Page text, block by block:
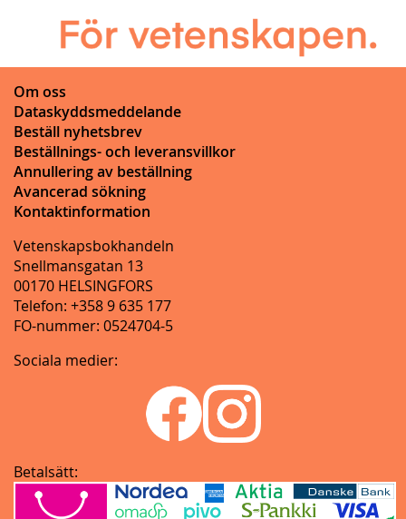
Om oss
Dataskyddsmeddelande
Beställ nyhetsbrev
Beställnings- och leveransvillkor
Annullering av beställning
Avancerad sökning
Kontaktinformation
Vetenskapsbokhandeln
Snellmansgatan 13
00170 HELSINGFORS
Telefon: +358 9 635 177
FO-nummer: 0524704-5
Sociala medier:
Betalsätt: